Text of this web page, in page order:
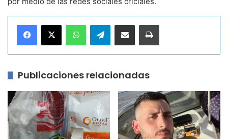
Telegram
Publicaciones relacionadas